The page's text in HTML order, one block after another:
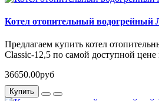
Котел отопительный водогрейный
Предлагаем купить котел
Classic-12,5 по самой доступной цене
36650.00руб
Купить